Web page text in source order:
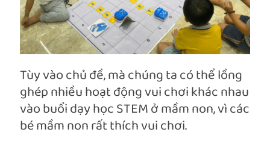
Tùy vào chủ đề, mà chúng ta có thể lồng
ghép nhiều hoạt động vui chơi khác nhau
vào buổi dạy học STEM ở mầm non, vì các
bé mầm non rất thích vui chơi.